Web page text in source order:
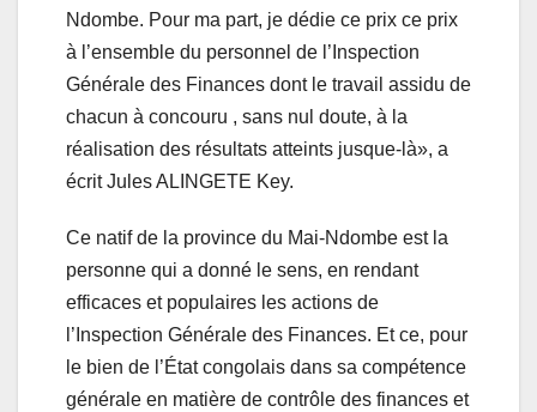
Ndombe. Pour ma part, je dédie ce prix ce prix
à l’ensemble du personnel de l’Inspection
Générale des Finances dont le travail assidu de
chacun à concouru , sans nul doute, à la
réalisation des résultats atteints jusque-là», a
écrit Jules ALINGETE Key.
Ce natif de la province du Mai-Ndombe est la
personne qui a donné le sens, en rendant
efficaces et populaires les actions de
l’Inspection Générale des Finances. Et ce, pour
le bien de l’État congolais dans sa compétence
générale en matière de contrôle des finances et